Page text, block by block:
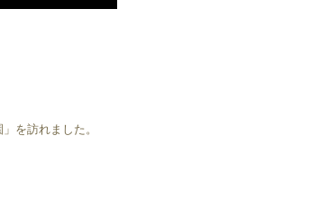
を訪れました。